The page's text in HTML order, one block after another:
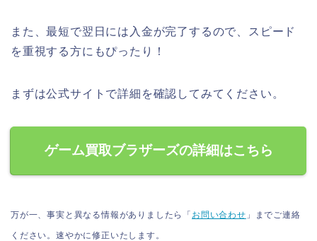
また、最短で翌日には入金が完了するので、スピード
を重視する方にもぴったり！
まずは公式サイトで詳細を確認してみてください。
ゲーム買取ブラザーズの詳細はこちら
万が一、事実と異なる情報がありましたら「 お問い合わせ 」までご連絡
ください。速やかに修正いたします。